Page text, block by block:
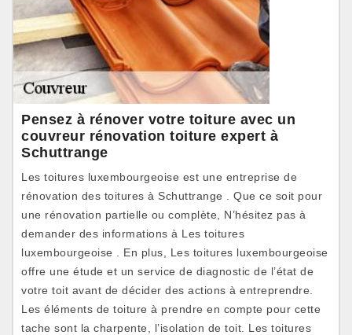
Pensez à rénover votre toiture avec un
couvreur rénovation toiture expert à
Schuttrange
Les toitures luxembourgeoise est une entreprise de
rénovation des toitures à Schuttrange . Que ce soit pour
une rénovation partielle ou complète, N’hésitez pas à
demander des informations à Les toitures
luxembourgeoise . En plus, Les toitures luxembourgeoise
offre une étude et un service de diagnostic de l’état de
votre toit avant de décider des actions à entreprendre.
Les éléments de toiture à prendre en compte pour cette
tache sont la charpente, l’isolation de toit. Les toitures